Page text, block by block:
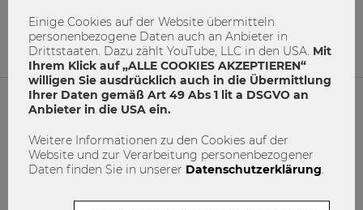
8 0
IMPRESSUM
MACH MIT!
Einige Cookies auf der Website übermitteln
personenbezogene Daten auch an Anbieter in
Drittstaaten. Dazu zählt YouTube, LLC in den USA. Mit
Ihrem Klick auf „ALLE COOKIES AKZEPTIEREN“
willigen Sie ausdrücklich auch in die Übermittlung
Ihrer Daten gemäß Art 49 Abs 1 lit a DSGVO an
Anbieter in die USA ein.
Weitere Informationen zu den Cookies auf der
Website und zur Verarbeitung personenbezogener
Daten finden Sie in unserer Datenschutzerklärung